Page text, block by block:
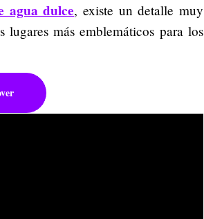
agua dulce, existe un detalle muy
más emblemáticos para los